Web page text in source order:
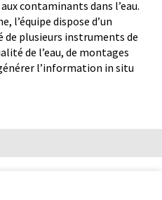
contaminants dans l’eau.
l’équipe dispose d’un
plusieurs instruments de
de l’eau, de montages
l’information in situ